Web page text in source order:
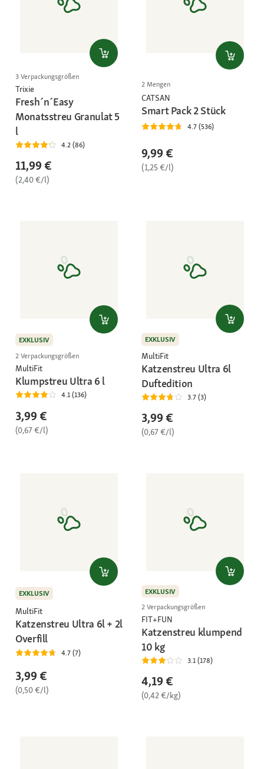
3 Verpackungsgrößen
Trixie
Fresh´n´Easy
Monatsstreu Granulat 5
l
4.2 (86)
11,99 €
(2,40 €/l)
2 Mengen
CATSAN
Smart Pack 2 Stück
4.7 (536)
9,99 €
(1,25 €/l)
EXKLUSIV
2 Verpackungsgrößen
MultiFit
Klumpstreu Ultra 6 l
4.1 (136)
3,99 €
(0,67 €/l)
EXKLUSIV
MultiFit
Katzenstreu Ultra 6l
Duftedition
3.7 (3)
3,99 €
(0,67 €/l)
EXKLUSIV
MultiFit
Katzenstreu Ultra 6l + 2l
Overfill
4.7 (7)
3,99 €
(0,50 €/l)
EXKLUSIV
2 Verpackungsgrößen
FIT+FUN
Katzenstreu klumpend
10 kg
3.1 (178)
4,19 €
(0,42 €/kg)